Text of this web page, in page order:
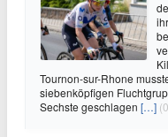
Tournon-sur-Rhone
siebenköpfigen
Sechste geschlagen […]